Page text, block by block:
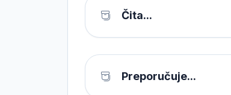
Čita...
Preporučuje...